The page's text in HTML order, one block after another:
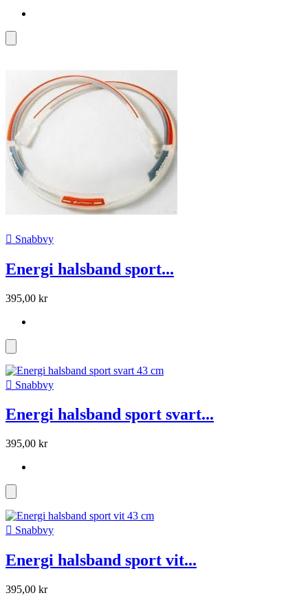
 Snabbvy
Energi halsband sport...
395,00 kr
 Snabbvy
Energi halsband sport svart...
395,00 kr
 Snabbvy
Energi halsband sport vit...
395,00 kr